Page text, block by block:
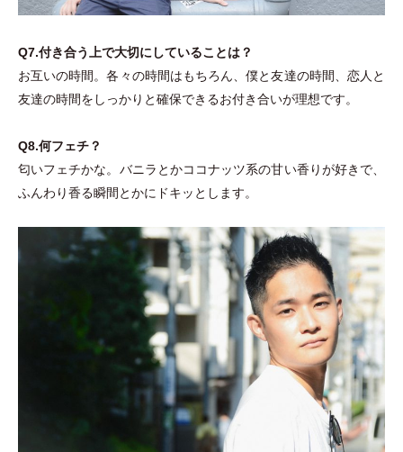
Q7.付き合う上で大切にしていることは？
お互いの時間。各々の時間はもちろん、僕と友達の時間、恋人と
友達の時間をしっかりと確保できるお付き合いが理想です。
Q8.何フェチ？
匂いフェチかな。バニラとかココナッツ系の甘い香りが好きで、
ふんわり香る瞬間とかにドキッとします。